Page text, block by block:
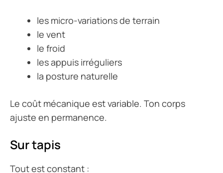
les micro-variations de terrain
le vent
le froid
les appuis irréguliers
la posture naturelle
Le coût mécanique est variable. Ton corps
ajuste en permanence.
Sur tapis
Tout est constant :